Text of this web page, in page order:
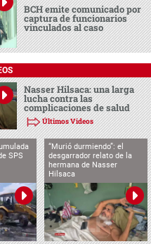
BCH emite comunicado por
captura de funcionarios
vinculados al caso
Nasser Hilsaca: una larga
lucha contra las
complicaciones de salud
Últimos Videos
SPS
“Murió durmiendo”: el
desgarrador relato de la
hermana de Nasser
Hilsaca